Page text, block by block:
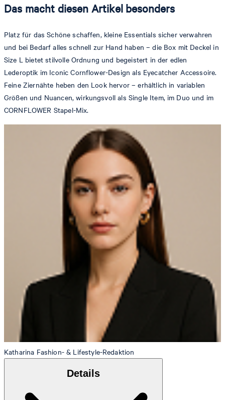
Das macht diesen Artikel besonders
Platz für das Schöne schaffen, kleine Essentials sicher verwahren
und bei Bedarf alles schnell zur Hand haben – die Box mit Deckel in
Size L bietet stilvolle Ordnung und begeistert in der edlen
Lederoptik im Iconic Cornflower-Design als Eyecatcher Accessoire.
Feine Ziernähte heben den Look hervor – erhältlich in variablen
Größen und Nuancen, wirkungsvoll als Single Item, im Duo und im
CORNFLOWER Stapel-Mix.
Katharina Fashion- & Lifestyle-Redaktion
Details